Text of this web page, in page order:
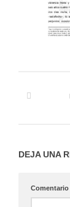
DEJA UNA
Comentario